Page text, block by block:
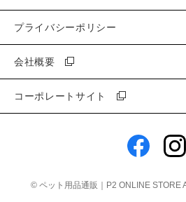
プライバシーポリシー
会社概要
コーポレートサイト
© ペット用品通販｜P2 ONLINE STORE